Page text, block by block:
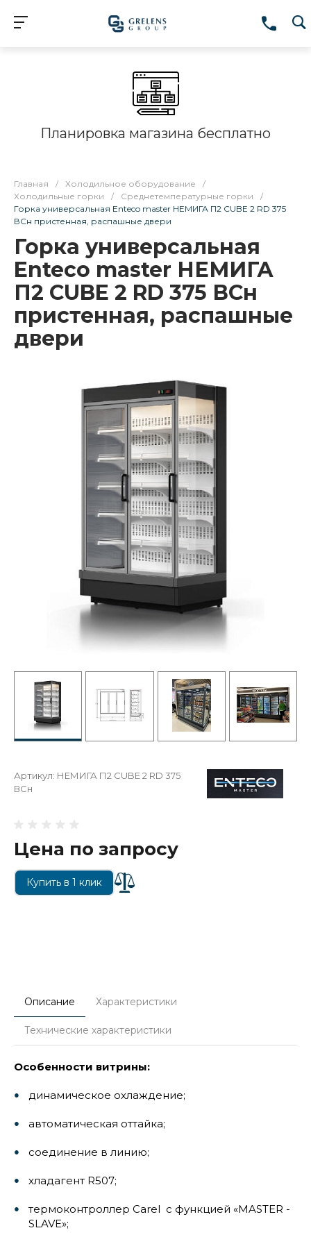
Планировка магазина бесплатно
Главная / Холодильное оборудование
/
Холодильные горки
/ Среднетемпературные горки
/
Горка универсальная Enteco master НЕМИГА П2 CUBE 2 RD 375
ВСн пристенная, распашные двери
Горка универсальная
Enteco master НЕМИГА
П2 CUBE 2 RD 375 ВСн
пристенная, распашные
двери
Артикул: НЕМИГА П2 CUBE 2 RD 375
ВСн
Цена по запросу
Купить в 1 клик
Описание Характеристики
Технические характеристики
Особенности витрины:
динамическое охлаждение;
автоматическая оттайка;
соединение в линию;
хладагент R507;
термоконтроллер Carel с функцией «MASTER -
SLAVE»;